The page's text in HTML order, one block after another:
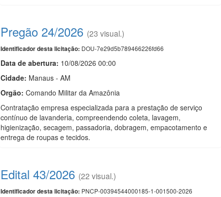
Pregão 24/2026 (23 visual.)
Identificador desta licitação: DOU-7e29d5b789466226fd66
Data de abertura: 10/08/2026 00:00
Cidade: Manaus - AM
Orgão: Comando Militar da Amazônia
Contratação empresa especializada para a prestação de serviço
contínuo de lavanderia, compreendendo coleta, lavagem,
higienização, secagem, passadoria, dobragem, empacotamento e
entrega de roupas e tecidos.
Edital 43/2026 (22 visual.)
Identificador desta licitação: PNCP-00394544000185-1-001500-2026